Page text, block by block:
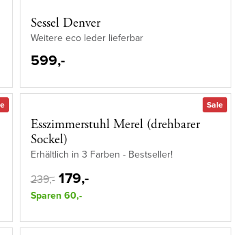
Sessel Denver
Weitere eco leder lieferbar
599,-
Sale
Esszimmerstuhl Merel (drehbarer
Sockel)
Erhältlich in 3 Farben - Bestseller!
239,- 179,-
Sparen 60,-